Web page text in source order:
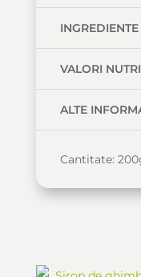
INGREDIENTE
VALORI
ALTE
Cantitate: